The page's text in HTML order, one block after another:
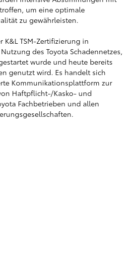
um eine optimale
zu gewährleisten.
K&L TSM-Zertifizierung in
des Toyota Schadennetzes,
wurde und heute bereits
genutzt wird. Es handelt sich
Kommunikationsplattform zur
Haftpflicht-/Kasko- und
Fachbetrieben und allen